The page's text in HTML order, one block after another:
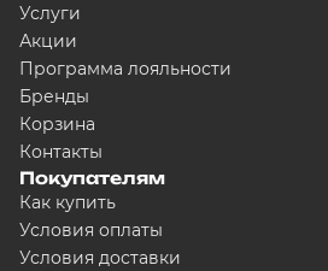
Услуги
Акции
Программа лояльности
Бренды
Корзина
Контакты
Покупателям
Как купить
Условия оплаты
Условия доставки